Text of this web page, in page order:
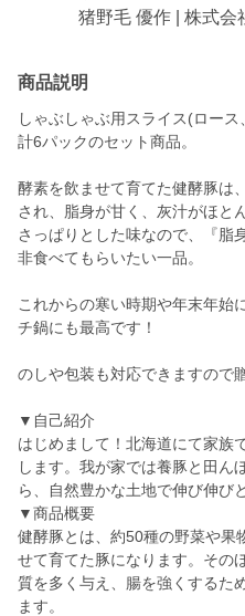
猪野毛 優作 | 株式
商品説明
しゃぶしゃぶ用スライス(ロー
計6パックのセット商品。
酵素を飲ませて育てた健酵豚は
され、脂身が甘く、灰汁がほと
さっぱりとした味なので、『
非食べてもらいたい一品。
これからの寒い時期や年末年始
チ鍋にも最高です！
のしや包装も対応できますので
▼自己紹介
はじめまして！北海道にて家族
します。我が家では養豚と田ん
ら、自然豊かな土地で伸び伸び
▼商品概要
健酵豚とは、約50種の野菜や果
せて育てた豚になります。その
質を多く与え、腸を強くするた
ます。